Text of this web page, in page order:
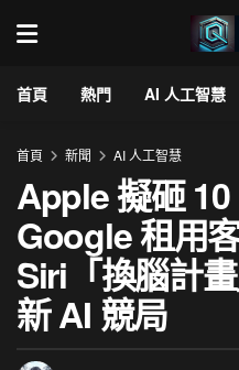
首頁 熱門 AI 人工智慧
首頁 新聞 AI 人工智慧
Apple 擬砸
Google 租用
Siri「換腦計
新 AI 競局